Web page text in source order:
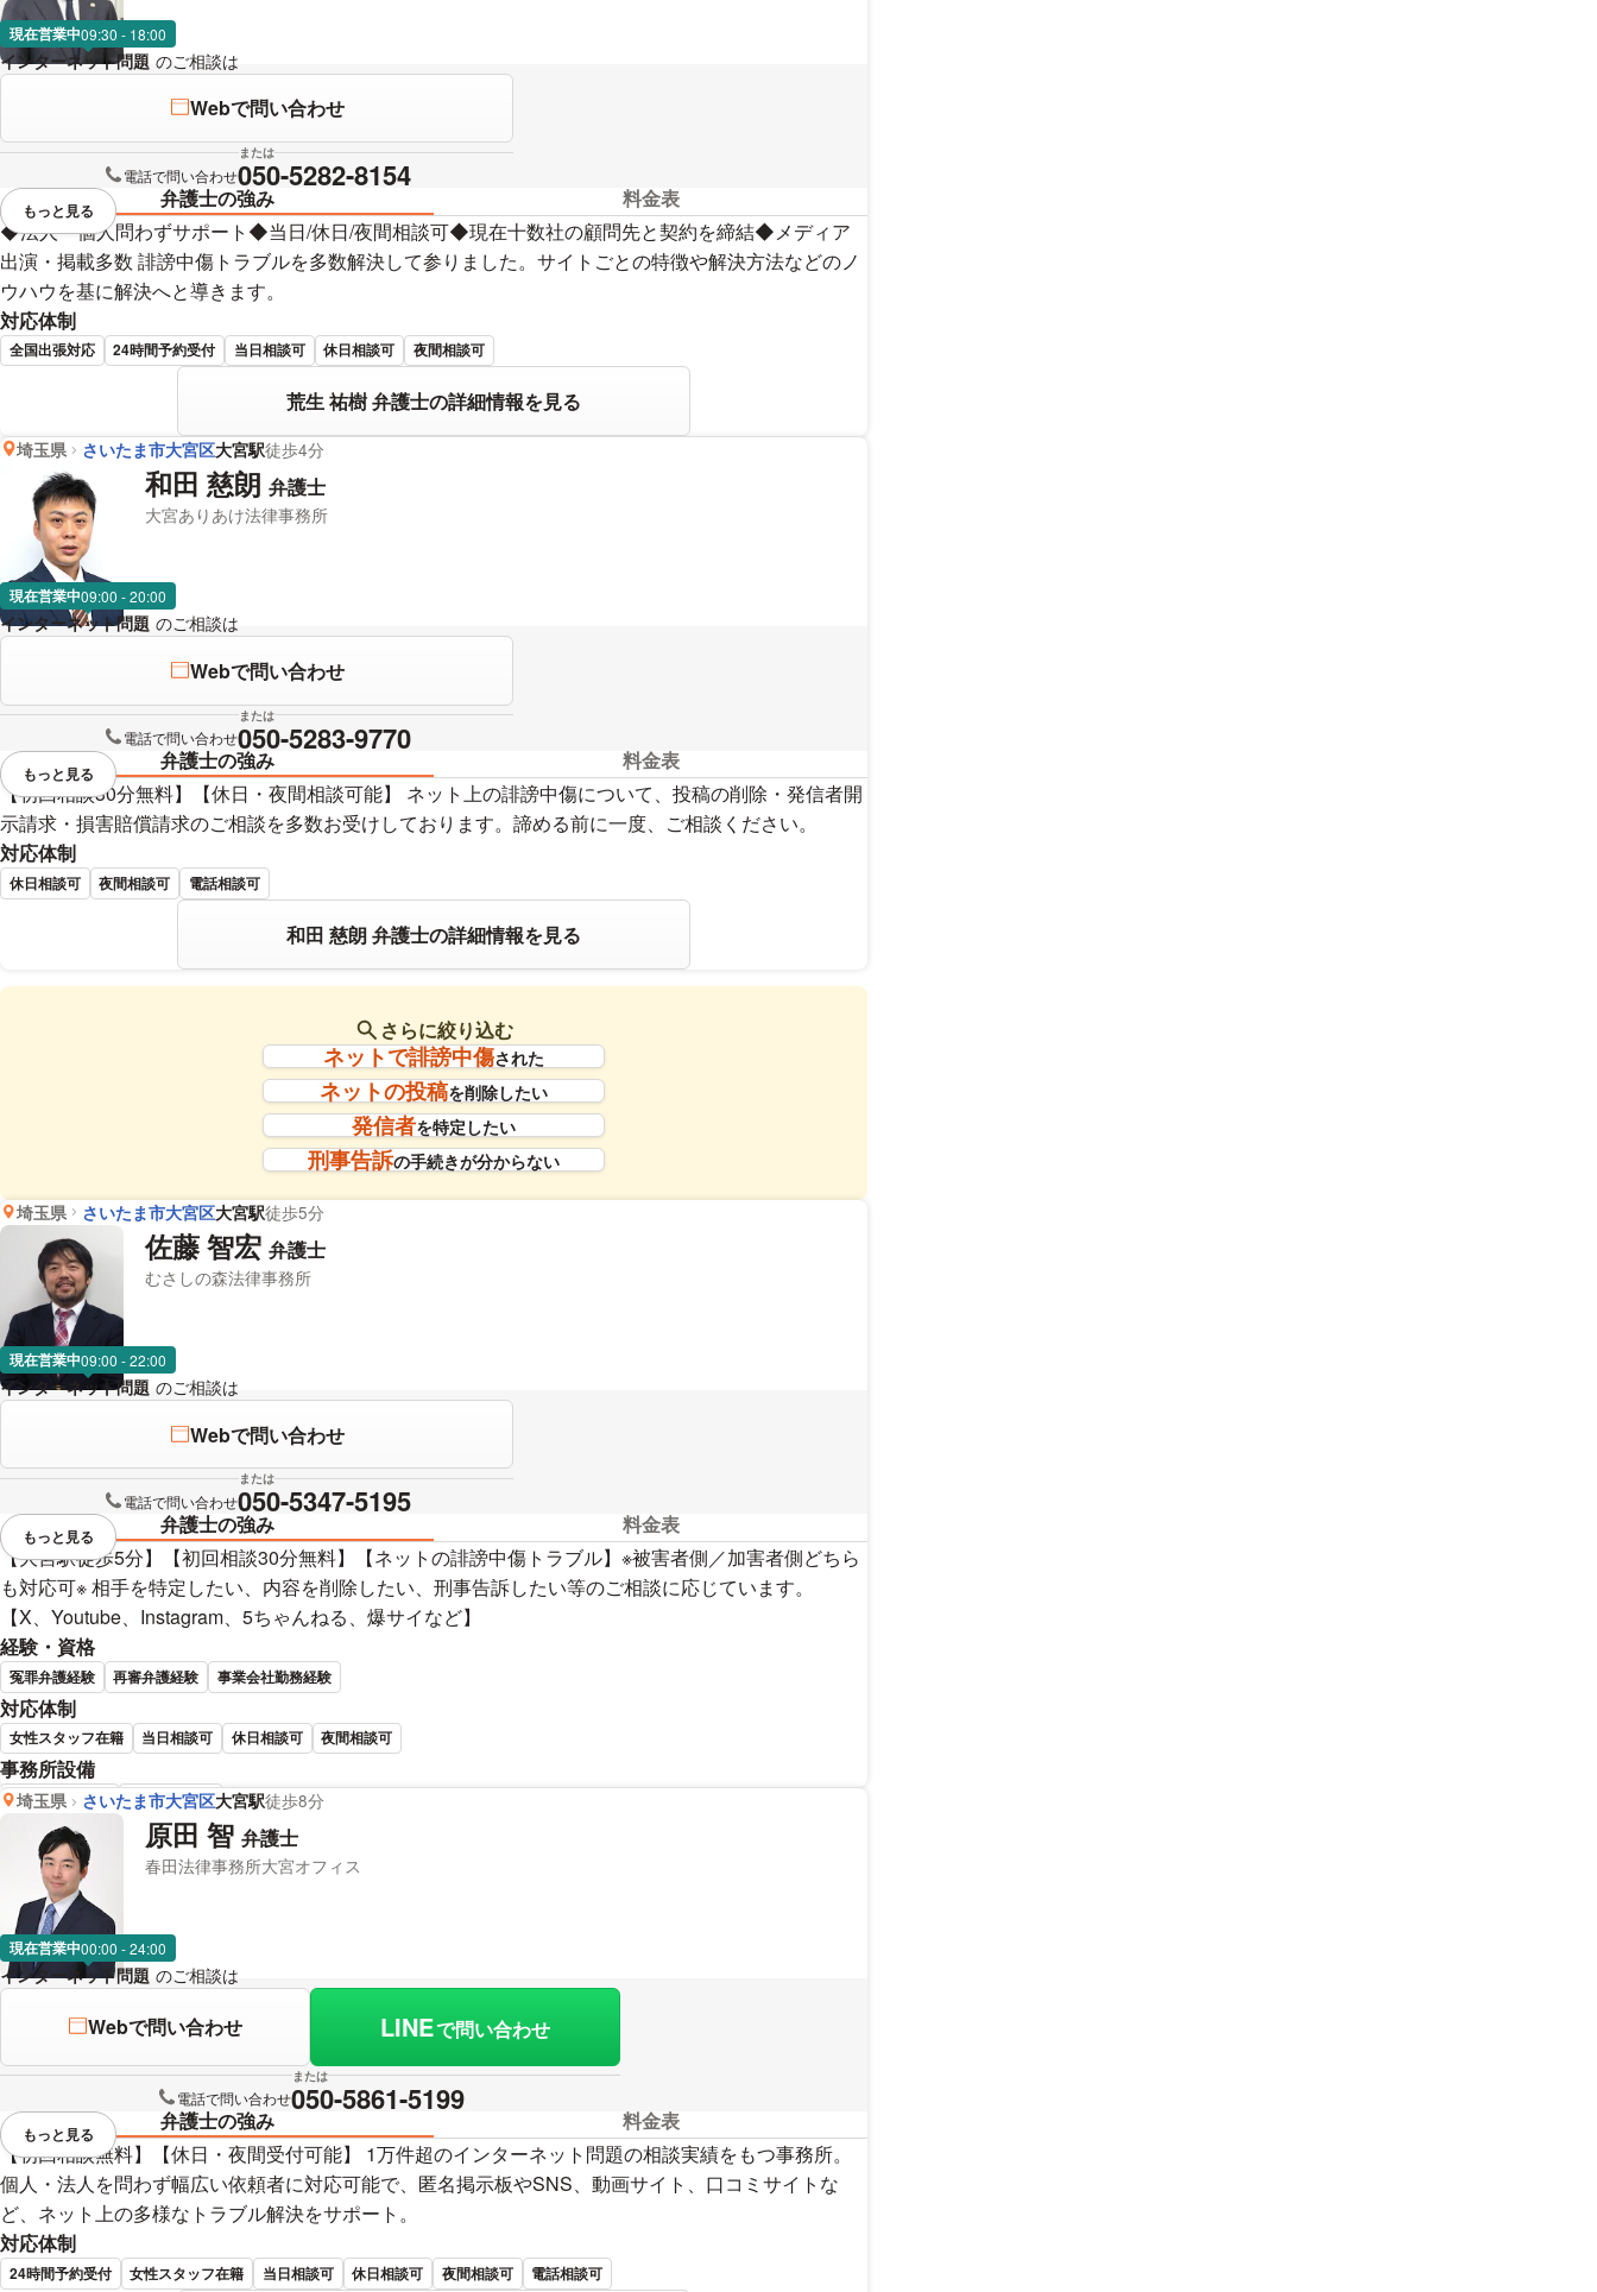
現在営業中09:30 - 18:00
インターネット問題 のご相談は
Webで問い合わせ
または
電話で問い合わせ050-5282-8154
弁護士の強み
料金表
◆法人・個人問わずサポート◆当日/休日/夜間相談可◆現在十数社の顧問先と契約を締結◆メディア
出演・掲載多数 誹謗中傷トラブルを多数解決して参りました。サイトごとの特徴や解決方法などのノ
ウハウを基に解決へと導きます。
対応体制
全国出張対応 24時間予約受付 当日相談可 休日相談可 夜間相談可
荒生 祐樹 弁護士の詳細情報を見る
視覚的に省略されている要素を
もっと見る
埼玉県 さいたま市大宮区大宮駅徒歩4分
和田 慈朗 弁護士
大宮ありあけ法律事務所
現在営業中09:00 - 20:00
インターネット問題 のご相談は
Webで問い合わせ
または
電話で問い合わせ050-5283-9770
弁護士の強み
料金表
【初回相談30分無料】【休日・夜間相談可能】 ネット上の誹謗中傷について、投稿の削除・発信者開
示請求・損害賠償請求のご相談を多数お受けしております。諦める前に一度、ご相談ください。
対応体制
休日相談可 夜間相談可 電話相談可
和田 慈朗 弁護士の詳細情報を見る
視覚的に省略されている要素を
もっと見る
さらに絞り込む
ネットで誹謗中傷された
ネットの投稿を削除したい
発信者を特定したい
刑事告訴の手続きが分からない
埼玉県 さいたま市大宮区大宮駅徒歩5分
佐藤 智宏 弁護士
むさしの森法律事務所
現在営業中09:00 - 22:00
インターネット問題 のご相談は
Webで問い合わせ
または
電話で問い合わせ050-5347-5195
弁護士の強み
料金表
【大宮駅徒歩5分】【初回相談30分無料】【ネットの誹謗中傷トラブル】※被害者側／加害者側どちら
も対応可※ 相手を特定したい、内容を削除したい、刑事告訴したい等のご相談に応じています。
【X、Youtube、Instagram、5ちゃんねる、爆サイなど】
経験・資格
冤罪弁護経験 再審弁護経験 事業会社勤務経験
対応体制
女性スタッフ在籍 当日相談可 休日相談可 夜間相談可
事務所設備
完全個室で相談 バリアフリー
佐藤 智宏 弁護士の詳細情報を見る
視覚的に省略されている要素を
もっと見る
埼玉県 さいたま市大宮区大宮駅徒歩8分
原田 智 弁護士
春田法律事務所大宮オフィス
現在営業中00:00 - 24:00
インターネット問題 のご相談は
Webで問い合わせ LINEで問い合わせ
または
電話で問い合わせ050-5861-5199
弁護士の強み
料金表
【初回相談無料】【休日・夜間受付可能】 1万件超のインターネット問題の相談実績をもつ事務所。
個人・法人を問わず幅広い依頼者に対応可能で、匿名掲示板やSNS、動画サイト、口コミサイトな
ど、ネット上の多様なトラブル解決をサポート。
対応体制
24時間予約受付 女性スタッフ在籍 当日相談可 休日相談可 夜間相談可 電話相談可
視覚的に省略されている要素を
もっと見る